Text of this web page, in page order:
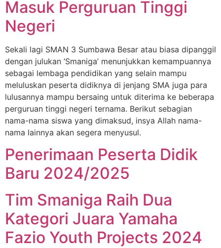
Masuk Perguruan Tinggi
Negeri
Sekali lagi SMAN 3 Sumbawa Besar atau biasa dipanggil
dengan julukan ‘Smaniga’ menunjukkan kemampuannya
sebagai lembaga pendidikan yang selain mampu
meluluskan peserta didiknya di jenjang SMA juga para
lulusannya mampu bersaing untuk diterima ke beberapa
perguruan tinggi negeri ternama. Berikut sebagian
nama-nama siswa yang dimaksud, insya Allah nama-
nama lainnya akan segera menyusul.
Penerimaan Peserta Didik
Baru 2024/2025
Tim Smaniga Raih Dua
Kategori Juara Yamaha
Fazio Youth Projects 2024